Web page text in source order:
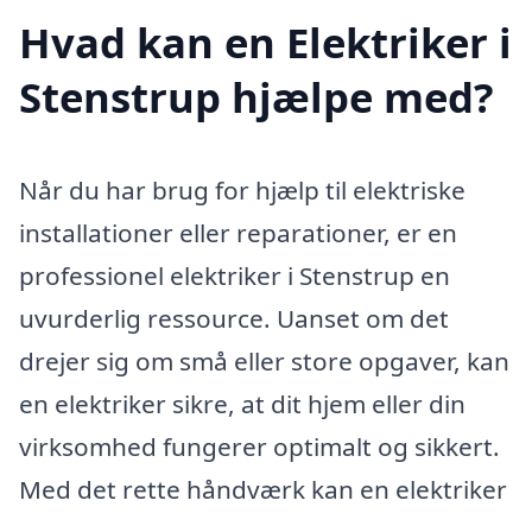
Hvad kan en Elektriker i
Stenstrup hjælpe med?
Når du har brug for hjælp til elektriske
installationer eller reparationer, er en
professionel elektriker i Stenstrup en
uvurderlig ressource. Uanset om det
drejer sig om små eller store opgaver, kan
en elektriker sikre, at dit hjem eller din
virksomhed fungerer optimalt og sikkert.
Med det rette håndværk kan en elektriker